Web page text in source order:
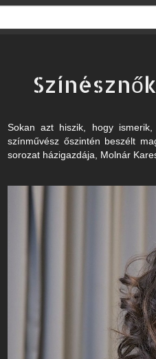
Sokan azt hiszik, hogy
színművész őszintén beszélt
sorozat házigazdája, Molnár